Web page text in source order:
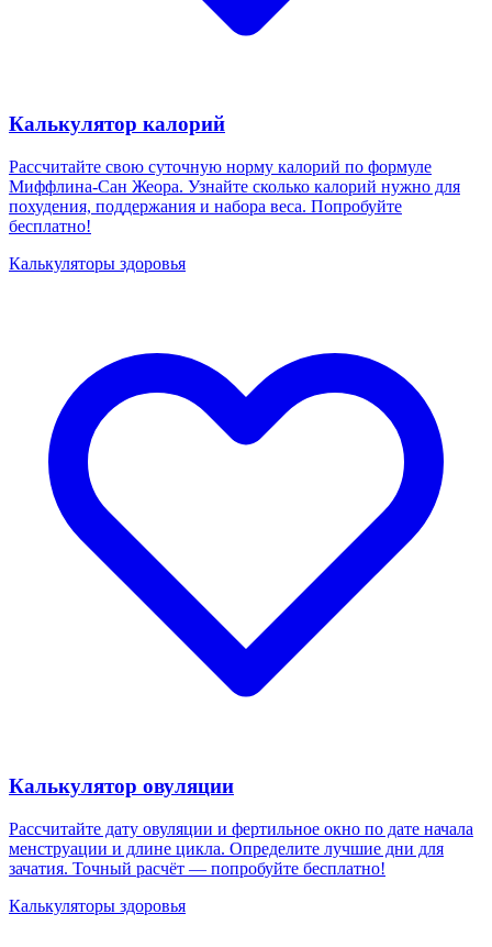
Калькулятор калорий
Рассчитайте свою суточную норму калорий по формуле
Миффлина-Сан Жеора. Узнайте сколько калорий нужно для
похудения, поддержания и набора веса. Попробуйте
бесплатно!
Калькуляторы здоровья
Калькулятор овуляции
Рассчитайте дату овуляции и фертильное окно по дате начала
менструации и длине цикла. Определите лучшие дни для
зачатия. Точный расчёт — попробуйте бесплатно!
Калькуляторы здоровья